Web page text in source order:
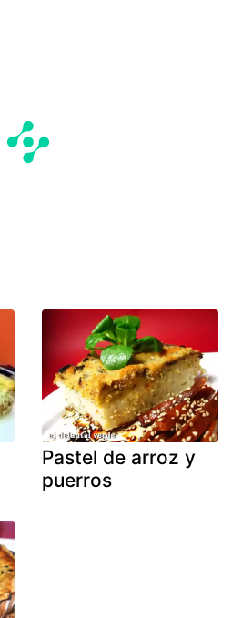
Pastel de arroz y
puerros